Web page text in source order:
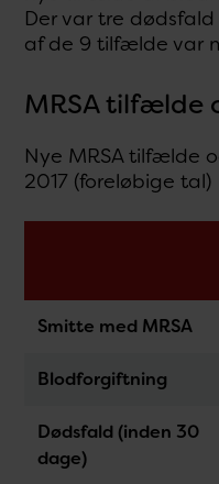
Der var tre
af de 9 tilfælde var
MRSA tilfælde
Nye MRSA tilfælde
2017 (foreløbige tal)
Smitte med MRSA
Blodforgiftning
Dødsfald (inden 30
dage)